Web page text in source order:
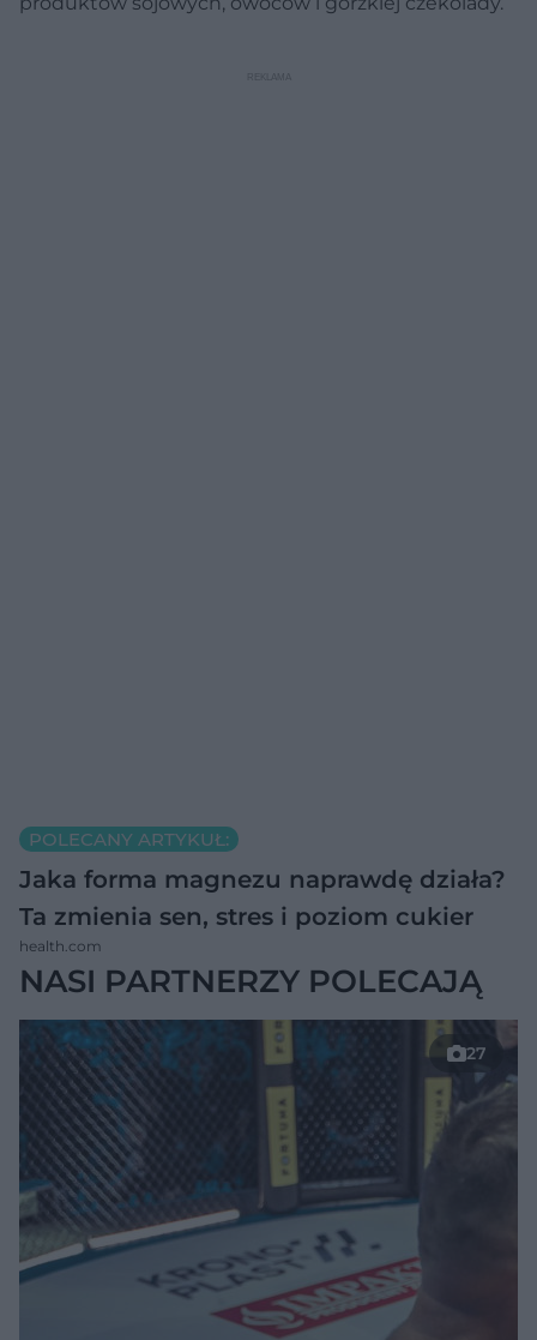
POLECANY ARTYKUŁ:
Jaka forma magnezu naprawdę działa?
Ta zmienia sen, stres i poziom cukier
health.com
NASI PARTNERZY POLECAJĄ
27